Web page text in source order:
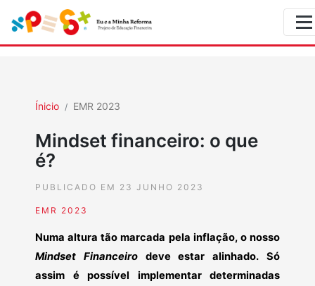
Ínicio EMR 2023
Mindset financeiro: o que
é?
PUBLICADO EM 23 JUNHO 2023
EMR 2023
Numa altura tão marcada pela inflação, o nosso
Mindset Financeirodeve estar alinhado. Só
assim é possível implementar determinadas